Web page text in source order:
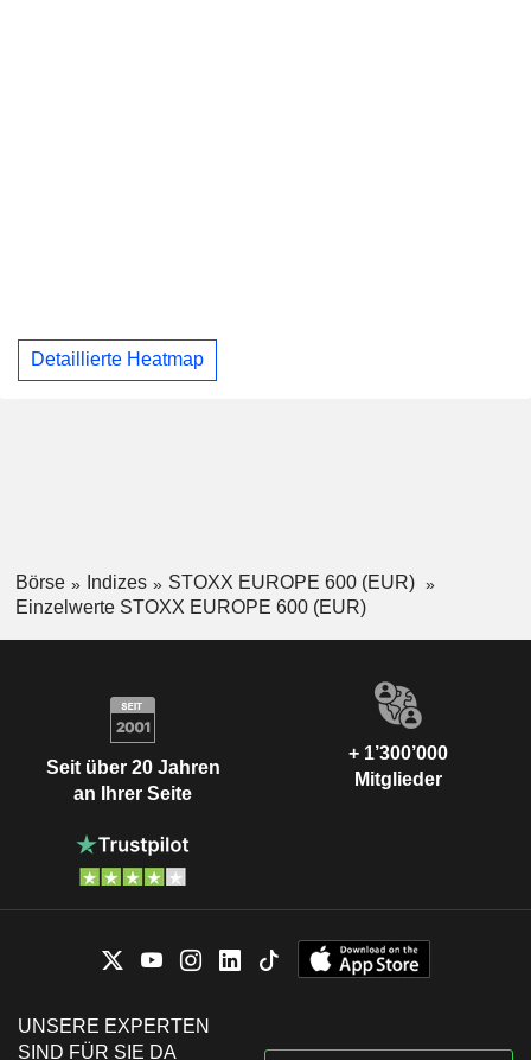
Detaillierte Heatmap
Börse Indizes
STOXX EUROPE 600 (EUR)
Einzelwerte STOXX EUROPE 600 (EUR)
Seit über 20 Jahren
an Ihrer Seite
+ 1’300’000
Mitglieder
UNSERE EXPERTEN
SIND FÜR SIE DA